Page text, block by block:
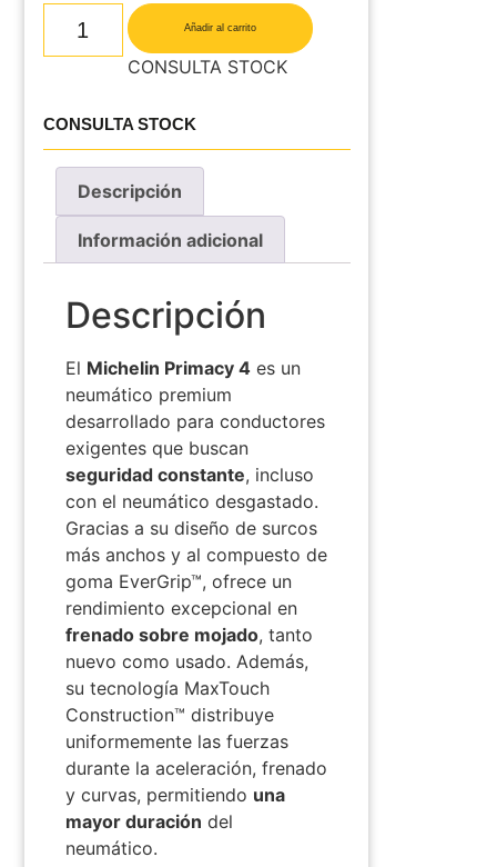
Añadir al carrito
CONSULTA STOCK
CONSULTA STOCK
Descripción
Información adicional
Descripción
El Michelin Primacy 4es un
neumático premium
desarrollado para conductores
exigentes que buscan
seguridad constante, incluso
con el neumático desgastado.
Gracias a su diseño de surcos
más anchos y al compuesto de
goma EverGrip™, ofrece un
rendimiento excepcional en
frenado sobre mojado, tanto
nuevo como usado. Además,
su tecnología MaxTouch
Construction™ distribuye
uniformemente las fuerzas
durante la aceleración, frenado
y curvas, permitiendo una
mayor duración del
neumático.